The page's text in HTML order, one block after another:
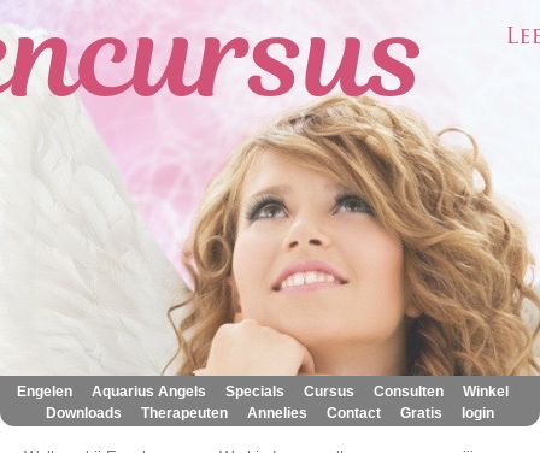
Engelen Aquarius Angels Specials Cursus Consulten Winkel
Downloads Therapeuten Annelies Contact Gratis login